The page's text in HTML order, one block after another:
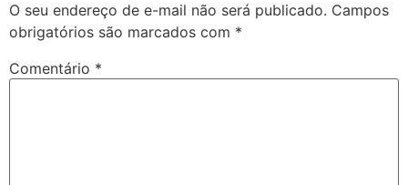
O seu endereço de e-mail não será publicado. Campos
obrigatórios são marcados com *
Comentário *